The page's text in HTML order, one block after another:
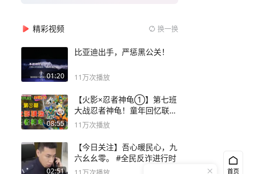
精彩视频 换一换
01:20
比亚迪出手，严惩黑公关！
11万次播放
08:55
【火影×忍者神龟①】第七班
大战忍者神龟！童年回忆联动
论武？
11万次播放
02:51
【今日关注】吾心暖民心，九
六幺幺零。 #全民反诈进行时
首页